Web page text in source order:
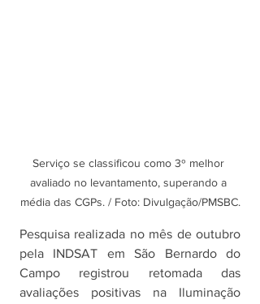
Serviço se classificou como 3º melhor
avaliado no levantamento, superando a
média das CGPs. / Foto: Divulgação/PMSBC.
Pesquisa realizada no mês de outubro
pela INDSAT em São Bernardo do
Campo registrou retomada das
avaliações positivas na Iluminação